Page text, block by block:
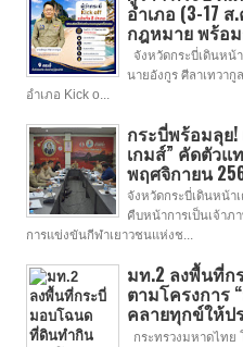
อำเภอ (3-17 ส
กฎหมาย พร้อ
จังหวัดกระบี่เดินหน้
นายอังกูร ศีลาเทวากู
อำเภอ Kick o...
กระบี่พร้อมลุย!
เกมส์” คัดตัวแ
พฤศจิกายน
จังหวัดกระบี่เดินหน้า
คืบหน้าการเป็นเจ้าภ
การแข่งขันกีฬาเยาวชนแห่งช...
มท.2 ลงพื้นที่
ตามโครงการ
คลายทุกข์ให้ป
กระทรวงมหาดไทย